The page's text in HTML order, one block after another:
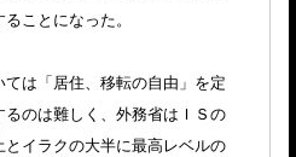
ことになった。
は「居住、移転の自由」を定
のは難しく、外務省はＩＳの
イラクの大半に最高レベルの